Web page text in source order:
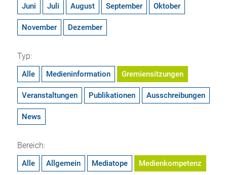
Juni Juli August September Oktober
November Dezember
Typ:
Alle Medieninformation Gremiensitzungen
Veranstaltungen Publikationen Ausschreibungen
News
Bereich:
Alle Allgemein Mediatope Medienkompetenz